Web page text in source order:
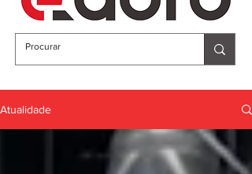
Atualidade